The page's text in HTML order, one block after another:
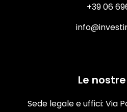
+39 06
Le
Sede legale e uffici: Via